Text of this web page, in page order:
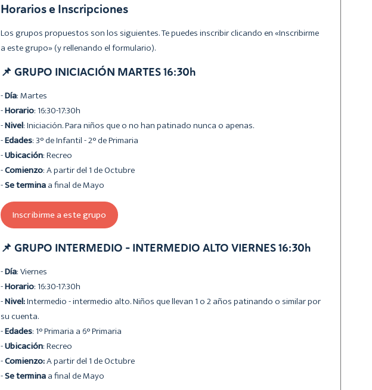
Horarios e Inscripciones
Los grupos propuestos son los siguientes. Te puedes inscribir clicando en «Inscribirme
a este grupo» (y rellenando el formulario).
📌 GRUPO INICIACIÓN MARTES 16:30h
-Día: Martes
-Horario: 16:30-17:30h
-Nivel: Iniciación. Para niños que o no han patinado nunca o apenas.
-Edades: 3° de Infantil - 2° de Primaria
-Ubicación: Recreo
-Comienzo: A partir del 1 de Octubre
-Se terminaa final de Mayo
Inscribirme a este grupo
📌 GRUPO INTERMEDIO - INTERMEDIO ALTO VIERNES 16:30h
-Día: Viernes
-Horario: 16:30-17:30h
-Nivel:Intermedio - intermedio alto. Niños que llevan 1 o 2 años patinando o similar por
su cuenta.
-Edades: 1° Primaria a 6° Primaria
-Ubicación: Recreo
-Comienzo:A partir del 1 de Octubre
-Se terminaa final de Mayo